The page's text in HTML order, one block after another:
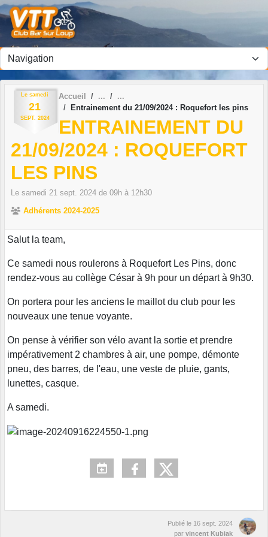
Le samedi
21
SEPT. 2024
Accueil
Entrainement du 21/09/2024 : Roquefort les pins
ENTRAINEMENT DU
21/09/2024 : ROQUEFORT
LES PINS
Le samedi 21 sept. 2024 de 09h à 12h30
Adhérents 2024-2025
Salut la team,
Ce samedi nous roulerons à Roquefort Les Pins, donc
rendez-vous au collège César à 9h pour un départ à 9h30.
On portera pour les anciens le maillot du club pour les
nouveaux une tenue voyante.
On pense à vérifier son vélo avant la sortie et prendre
impérativement 2 chambres à air, une pompe, démonte
pneu, des barres, de l'eau, une veste de pluie, gants,
lunettes, casque.
A samedi.
Publié le 16 sept. 2024
par vincent Kubiak
Panneau de gestion des cookies